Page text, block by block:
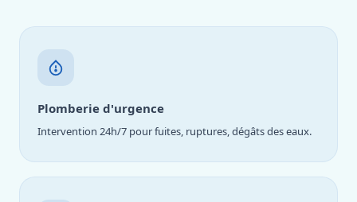
Plomberie d'urgence
Intervention 24h/7 pour fuites, ruptures, dégâts des eaux.